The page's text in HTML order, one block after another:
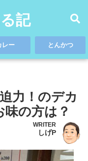
記
レー とんかつ
力！のデカ
の方は？
WRITER
しげP